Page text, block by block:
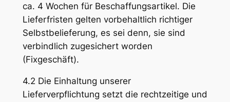
ca. 4 Wochen für Beschaffungsartikel. Die
Lieferfristen gelten vorbehaltlich richtiger
Selbstbelieferung, es sei denn, sie sind
verbindlich zugesichert worden
(Fixgeschäft).
4.2 Die Einhaltung unserer
Lieferverpflichtung setzt die rechtzeitige und